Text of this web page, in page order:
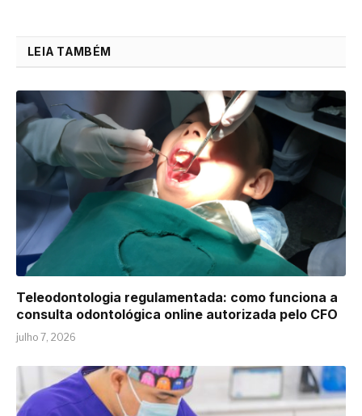
LEIA TAMBÉM
Teleodontologia regulamentada: como funciona a
consulta odontológica online autorizada pelo CFO
julho 7, 2026